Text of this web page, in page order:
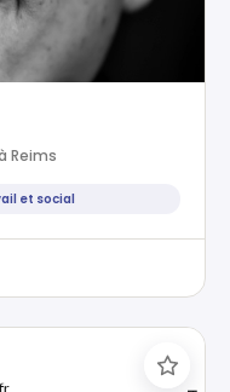
Reims
et social